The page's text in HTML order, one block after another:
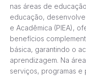
nas áreas de
educação,
e Acadêmica (PIEA),
benefícios
básica, garantindo o
aprendizagem. Na
serviços, programas e